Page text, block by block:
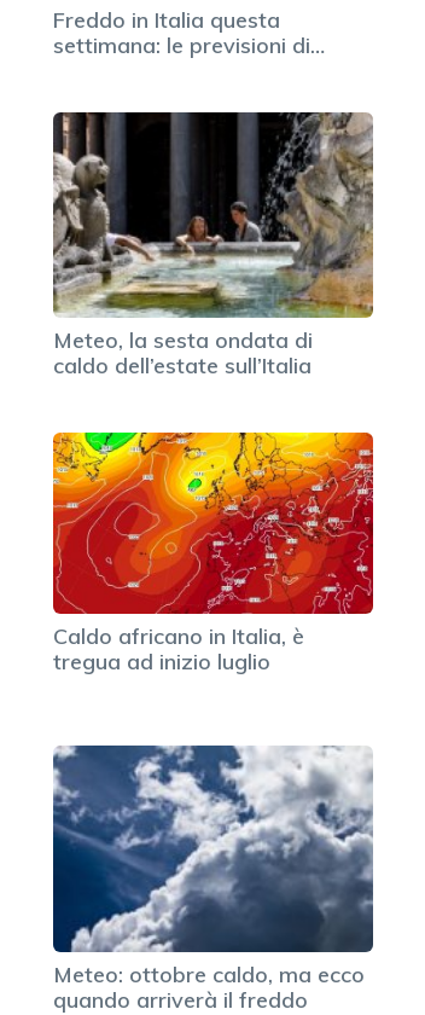
Freddo in Italia questa
settimana: le previsioni di…
Meteo, la sesta ondata di
caldo dell’estate sull’Italia
Caldo africano in Italia, è
tregua ad inizio luglio
Meteo: ottobre caldo, ma ecco
quando arriverà il freddo